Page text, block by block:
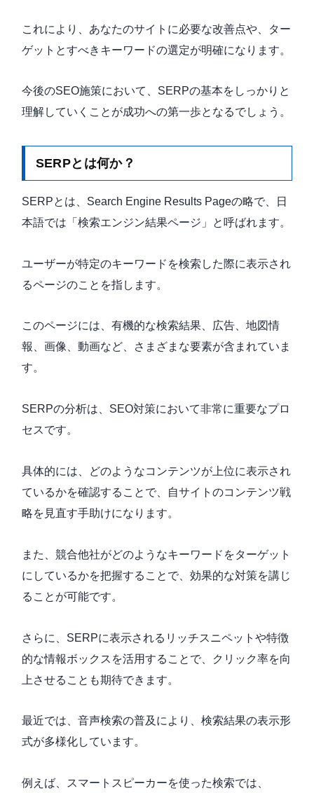
これにより、あなたのサイトに必要な改善点や、ター
ゲットとすべきキーワードの選定が明確になります。
今後のSEO施策において、SERPの基本をしっかりと
理解していくことが成功への第一歩となるでしょう。
SERPとは何か？
SERPとは、Search Engine Results Pageの略で、日
本語では「検索エンジン結果ページ」と呼ばれます。
ユーザーが特定のキーワードを検索した際に表示され
るページのことを指します。
このページには、有機的な検索結果、広告、地図情
報、画像、動画など、さまざまな要素が含まれていま
す。
SERPの分析は、SEO対策において非常に重要なプロ
セスです。
具体的には、どのようなコンテンツが上位に表示され
ているかを確認することで、自サイトのコンテンツ戦
略を見直す手助けになります。
また、競合他社がどのようなキーワードをターゲット
にしているかを把握することで、効果的な対策を講じ
ることが可能です。
さらに、SERPに表示されるリッチスニペットや特徴
的な情報ボックスを活用することで、クリック率を向
上させることも期待できます。
最近では、音声検索の普及により、検索結果の表示形
式が多様化しています。
例えば、スマートスピーカーを使った検索では、